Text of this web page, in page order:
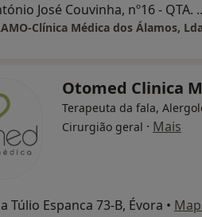
Rua António José
Clínica Médica dos Álamos,
Otomed Clinica
Terapeuta da fala,
Cirurgião geral · Mais
Túlio Espanca 73-B, Évora •